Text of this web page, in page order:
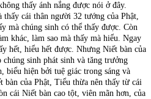
thấy ánh nắng được nói ở đây.
cái thân người 32 tướng của Phật,
mà chúng sinh có thể thấy được. Còn
khác, làm sao mà thấy mà hiểu. Ngay
hết, hiểu hết được. Nhưng Niết bàn của
sinh phát sinh và tăng trưởng
biểu hiện bởi tuệ giác trong sáng và
của Phật, Tiểu thừa nên thấy từ cái
cái Niết bàn cao tột, viên mãn hơn, của